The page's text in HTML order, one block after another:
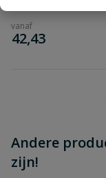
vanaf
€
42,43
Andere
zijn!